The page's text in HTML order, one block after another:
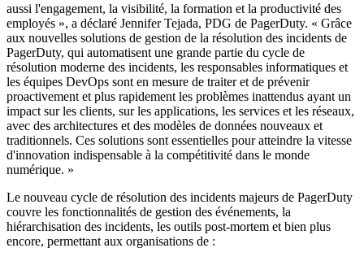
aussi l'engagement, la visibilité, la formation et la productivité des
employés », a déclaré Jennifer Tejada, PDG de PagerDuty. « Grâce
aux nouvelles solutions de gestion de la résolution des incidents de
PagerDuty, qui automatisent une grande partie du cycle de
résolution moderne des incidents, les responsables informatiques et
les équipes DevOps sont en mesure de traiter et de prévenir
proactivement et plus rapidement les problèmes inattendus ayant un
impact sur les clients, sur les applications, les services et les réseaux,
avec des architectures et des modèles de données nouveaux et
traditionnels. Ces solutions sont essentielles pour atteindre la vitesse
d'innovation indispensable à la compétitivité dans le monde
numérique. »
Le nouveau cycle de résolution des incidents majeurs de PagerDuty
couvre les fonctionnalités de gestion des événements, la
hiérarchisation des incidents, les outils post-mortem et bien plus
encore, permettant aux organisations de :